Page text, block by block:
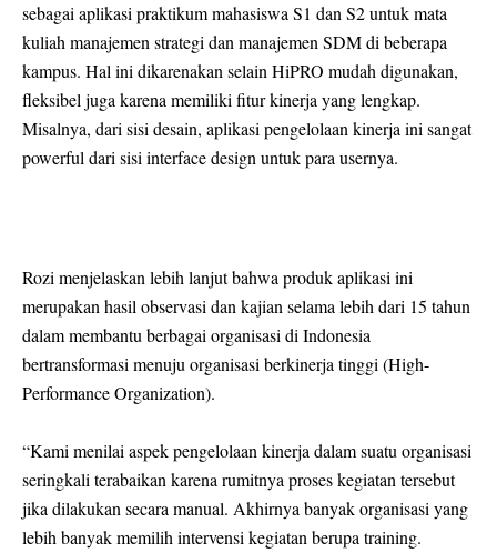
sebagai aplikasi praktikum mahasiswa S1 dan S2 untuk mata
kuliah manajemen strategi dan manajemen SDM di beberapa
kampus. Hal ini dikarenakan selain HiPRO mudah digunakan,
fleksibel juga karena memiliki fitur kinerja yang lengkap.
Misalnya, dari sisi desain, aplikasi pengelolaan kinerja ini sangat
powerful dari sisi interface design untuk para usernya.
Rozi menjelaskan lebih lanjut bahwa produk aplikasi ini
merupakan hasil observasi dan kajian selama lebih dari 15 tahun
dalam membantu berbagai organisasi di Indonesia
bertransformasi menuju organisasi berkinerja tinggi (High-
Performance Organization).
“Kami menilai aspek pengelolaan kinerja dalam suatu organisasi
seringkali terabaikan karena rumitnya proses kegiatan tersebut
jika dilakukan secara manual. Akhirnya banyak organisasi yang
lebih banyak memilih intervensi kegiatan berupa training.